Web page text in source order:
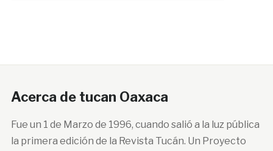
Acerca de tucan Oaxaca
Fue un 1 de Marzo de 1996, cuando salió a la luz pública
la primera edición de la Revista Tucán. Un Proyecto